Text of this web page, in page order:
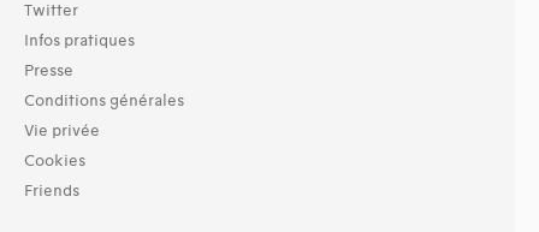
Twitter
Infos pratiques
Presse
Conditions générales
Vie privée
Cookies
Friends